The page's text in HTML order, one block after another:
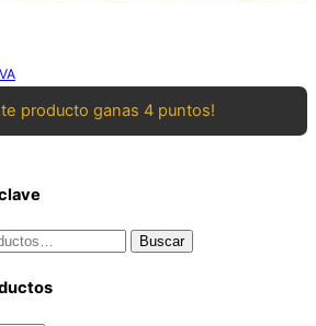
producto ganas 4 puntos!
Buscar